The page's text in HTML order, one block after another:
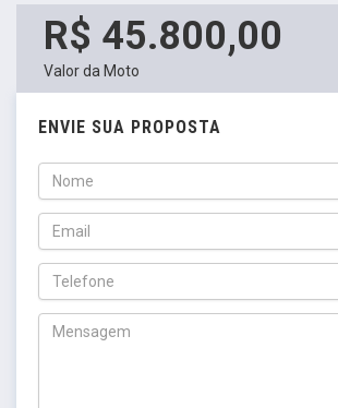
R$ 45.800,00
Valor da Moto
ENVIE SUA PROPOSTA